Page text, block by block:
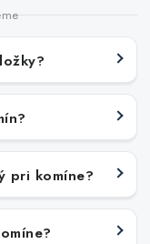
pri komíne?